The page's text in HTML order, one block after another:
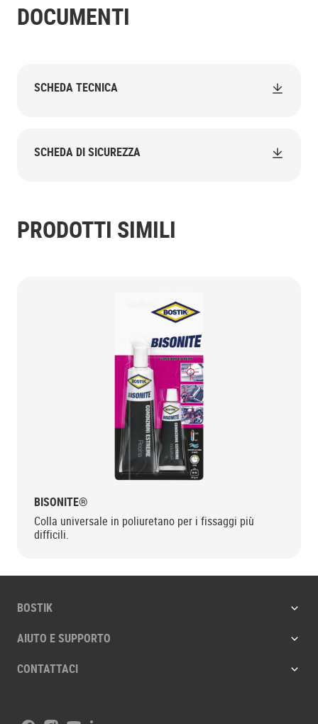
DOCUMENTI
SCHEDA TECNICA
SCHEDA DI SICUREZZA
PRODOTTI SIMILI
BISONITE®
Colla universale in poliuretano per i fissaggi più
difficili.
BOSTIK
AIUTO E SUPPORTO
CONTATTACI